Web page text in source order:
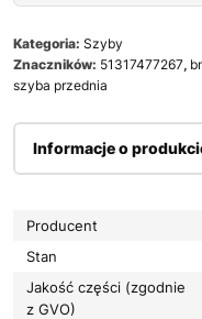
Kategoria: Szyby
Znaczników: 51317477267,
szyba przednia
Informacje o
Producent
Stan
Jakość części (zgodnie
z GVO)